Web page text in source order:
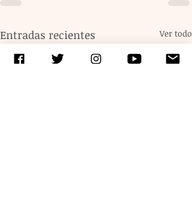
Entradas recientes Ver todo